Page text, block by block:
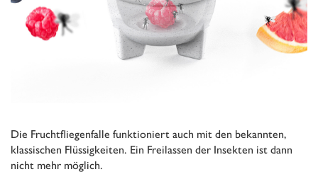
Die Fruchtfliegenfalle funktioniert auch mit den bekannten,
klassischen Flüssigkeiten. Ein Freilassen der Insekten ist dann
nicht mehr möglich.